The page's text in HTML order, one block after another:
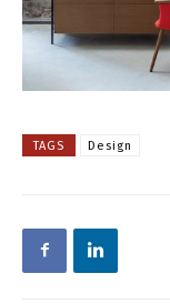
TAGS Design